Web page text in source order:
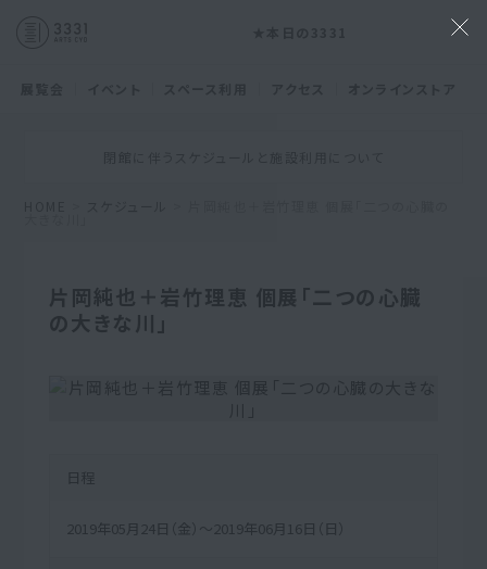
片岡純也＋岩竹理恵 個展「二つの心臓
の大きな川」
日程
2019年05月24日（金）～2019年06月16日（日）